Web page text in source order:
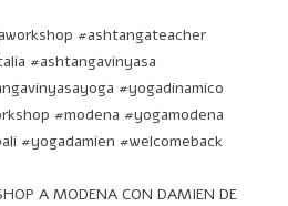
#ashtangateacher
#ashtangavinyasa
#yogadinamico
#modena #yogamodena
#yogadamien #welcomeback
A MODENA CON DAMIEN DE